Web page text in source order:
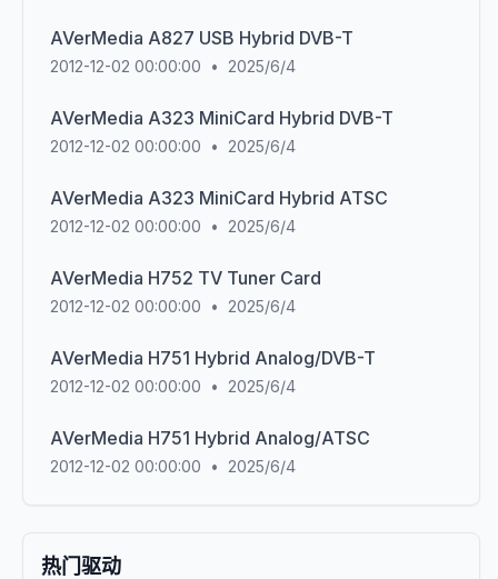
AVerMedia A827 USB Hybrid DVB-T
2012-12-02 00:00:00 • 2025/6/4
AVerMedia A323 MiniCard Hybrid DVB-T
2012-12-02 00:00:00 • 2025/6/4
AVerMedia A323 MiniCard Hybrid ATSC
2012-12-02 00:00:00 • 2025/6/4
AVerMedia H752 TV Tuner Card
2012-12-02 00:00:00 • 2025/6/4
AVerMedia H751 Hybrid Analog/DVB-T
2012-12-02 00:00:00 • 2025/6/4
AVerMedia H751 Hybrid Analog/ATSC
2012-12-02 00:00:00 • 2025/6/4
热门驱动